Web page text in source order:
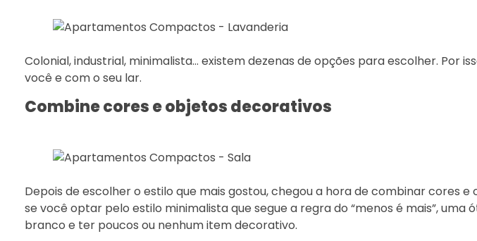
Colonial, industrial, minimalista… existem dezenas de opções para escolher. Por
você e com o seu lar.
Combine cores e objetos decorativos
Depois de escolher o estilo que mais gostou, chegou a hora de combinar cores
se você optar pelo estilo minimalista que segue a regra do “menos é mais”,
branco e ter poucos ou nenhum item decorativo.